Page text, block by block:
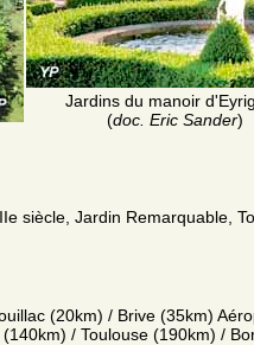
Jardins du manoir
(doc. Eric Sander)
siècle, Jardin Remarquable,
(20km) / Brive (35km)
/ Toulouse (190km) /